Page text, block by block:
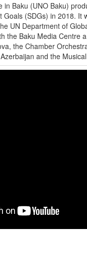
in Baku (UNO Baku)
(SDGs) in 2018. It
UN Department of
the Baku Media Centre
the Chamber
and the